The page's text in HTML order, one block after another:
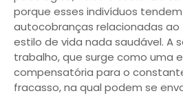
porque esses indivíduos
autocobranças relacionadas
estilo de vida nada saudável. A
trabalho, que surge como uma
compensatória para o
fracasso, na qual podem se